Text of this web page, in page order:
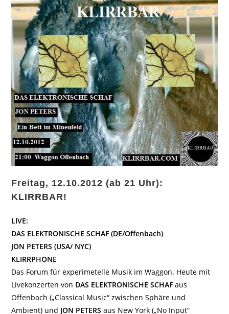
Freitag, 12.10.2012 (ab 21 Uhr):
KLIRRBAR!
LIVE:
DAS ELEKTRONISCHE SCHAF (DE/Offenbach)
JON PETERS (USA/ NYC)
KLIRRPHONE
Das Forum für experimetelle Musik im Waggon. Heute mit
Livekonzerten von DAS ELEKTRONISCHE SCHAF aus
Offenbach („Classical Music“ zwischen Sphäre und
Ambient) und JON PETERS aus New York („No Input“